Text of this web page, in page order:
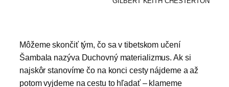
Môžeme skončiť tým, čo sa v tibetskom učení
Šambala nazýva Duchovný materializmus. Ak si
najskôr stanovíme čo na konci cesty nájdeme a až
potom vyjdeme na cestu to hľadať – klameme